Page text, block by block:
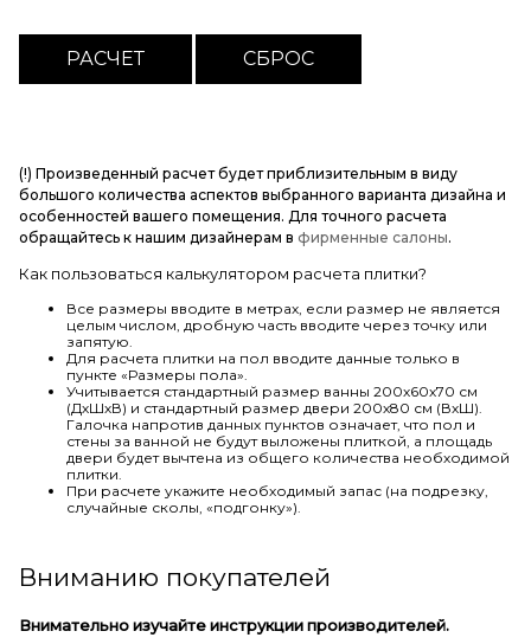
(!) Произведенный расчет будет приблизительным в виду
большого количества аспектов выбранного варианта дизайна и
особенностей вашего помещения. Для точного расчета
обращайтесь к нашим дизайнерам в фирменные салоны.
Как пользоваться калькулятором расчета плитки?
Все размеры вводите в метрах, если размер не является
целым числом, дробную часть вводите через точку или
запятую.
Для расчета плитки на пол вводите данные только в
пункте «Размеры пола».
Учитывается стандартный размер ванны 200х60х70 см
(ДхШхВ) и стандартный размер двери 200х80 см (ВхШ).
Галочка напротив данных пунктов означает, что пол и
стены за ванной не будут выложены плиткой, а площадь
двери будет вычтена из общего количества необходимой
плитки.
При расчете укажите необходимый запас (на подрезку,
случайные сколы, «подгонку»).
Вниманию покупателей
Внимательно изучайте инструкции производителей.